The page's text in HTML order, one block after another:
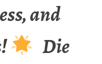
and
Die